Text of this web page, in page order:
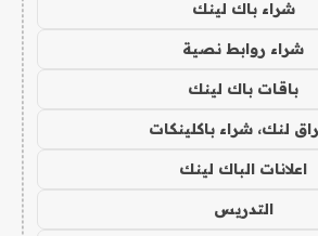
شراء باك لينك
شراء روابط نصية
باقات باك لينك
لنك، شراء باكلينكات
اعلانات الباك لينك
التدريس